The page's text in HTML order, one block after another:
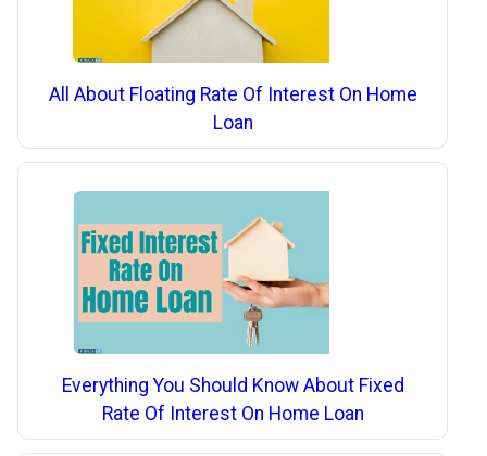
All About Floating Rate Of Interest On Home
Loan
Everything You Should Know About Fixed
Rate Of Interest On Home Loan